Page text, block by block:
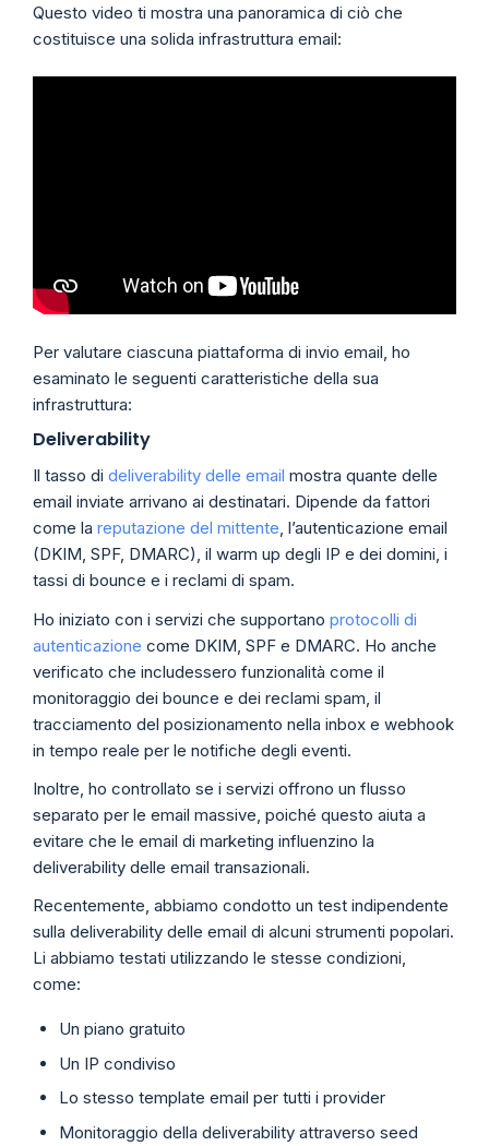
Questo video ti mostra una panoramica di ciò che
costituisce una solida infrastruttura email:
Per valutare ciascuna piattaforma di invio email, ho
esaminato le seguenti caratteristiche della sua
infrastruttura:
Deliverability
Il tasso di deliverability delle email mostra quante delle
email inviate arrivano ai destinatari. Dipende da fattori
come la reputazione del mittente, l’autenticazione email
(DKIM, SPF, DMARC), il warm up degli IP e dei domini, i
tassi di bounce e i reclami di spam.
Ho iniziato con i servizi che supportano protocolli di
autenticazione come DKIM, SPF e DMARC. Ho anche
verificato che includessero funzionalità come il
monitoraggio dei bounce e dei reclami spam, il
tracciamento del posizionamento nella inbox e webhook
in tempo reale per le notifiche degli eventi.
Inoltre, ho controllato se i servizi offrono un flusso
separato per le email massive, poiché questo aiuta a
evitare che le email di marketing influenzino la
deliverability delle email transazionali.
Recentemente, abbiamo condotto un test indipendente
sulla deliverability delle email di alcuni strumenti popolari.
Li abbiamo testati utilizzando le stesse condizioni,
come:
Un piano gratuito
Un IP condiviso
Lo stesso template email per tutti i provider
Monitoraggio della deliverability attraverso seed